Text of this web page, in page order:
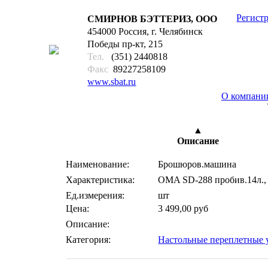
СМИРНОВ БЭТТЕРИЗ, ООО
454000 Россия, г. Челябинск
Победы пр-кт, 215
Тел.
(351) 2440818
Факс 89227258109
www.sbat.ru
О
▲
Описание
Наименование:
Брошюров.машина
Характеристика:
OMA SD-288 пробив.14л.,
Ед.измерения:
шт
Цена:
3 499,00 руб
Описание:
Категория:
Настольные переплетные